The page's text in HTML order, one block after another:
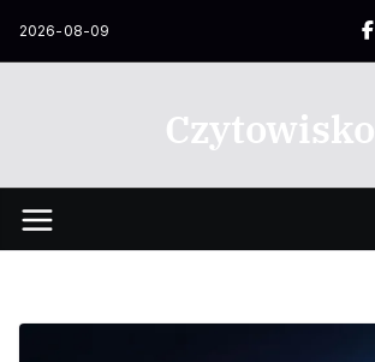
2026-08-09
Czytowisko